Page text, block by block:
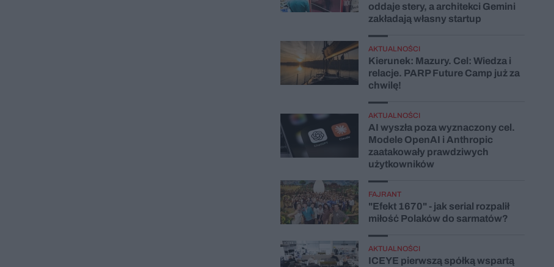
oddaje stery, a architekci Gemini
zakładają własny startup
AKTUALNOŚCI
Kierunek: Mazury. Cel: Wiedza i
relacje. PARP Future Camp już za
chwilę!
AKTUALNOŚCI
AI wyszła poza wyznaczony cel.
Modele OpenAI i Anthropic
zaatakowały prawdziwych
użytkowników
FAJRANT
"Efekt 1670" - jak serial rozpalił
miłość Polaków do sarmatów?
AKTUALNOŚCI
ICEYE pierwszą spółką wspartą